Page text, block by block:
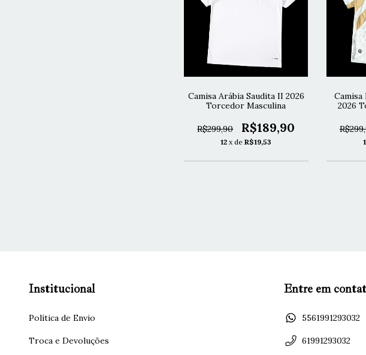
Camisa Arábia Saudita II 2026
Torcedor Masculina
R$299,90 R$189,90
12 x deR$19,53
Camisa
2026
Institucional
Política de Envio
Troca e Devoluções
Entre em
5561991293032
61991293032